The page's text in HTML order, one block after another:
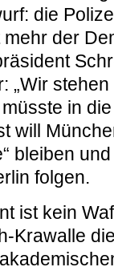
die
der
„Wir
in
will
bleiben
folgen.
ist kein
Krawalle